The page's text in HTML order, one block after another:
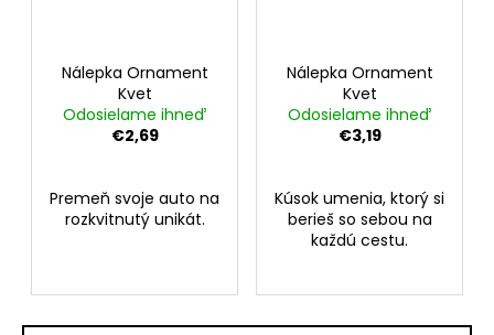
Nálepka Ornament
Kvet
Odosielame ihneď
€2,69
Premeň svoje auto na
rozkvitnutý unikát.
Nálepka Ornament
Kvet
Odosielame ihneď
€3,19
Kúsok umenia, ktorý si
berieš so sebou na
každú cestu.